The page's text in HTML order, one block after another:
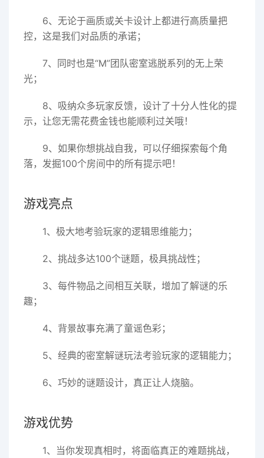
6、无论于画质或关卡设计上都进行高质量把
控，这是我们对品质的承诺；
7、同时也是“M”团队密室逃脱系列的无上荣
光；
8、吸纳众多玩家反馈，设计了十分人性化的提
示，让您无需花费金钱也能顺利过关哦！
9、如果你想挑战自我，可以仔细探索每个角
落，发掘100个房间中的所有提示吧！
游戏亮点
1、极大地考验玩家的逻辑思维能力；
2、挑战多达100个谜题，极具挑战性；
3、每件物品之间相互关联，增加了解谜的乐
趣；
4、背景故事充满了童谣色彩；
5、经典的密室解谜玩法考验玩家的逻辑能力；
6、巧妙的谜题设计，真正让人烧脑。
游戏优势
1、当你发现真相时，将面临真正的难题挑战，